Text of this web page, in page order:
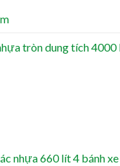
tròn dung tích 4000
nhựa 660 lít 4 bánh